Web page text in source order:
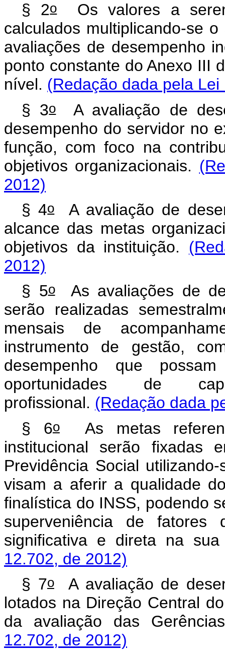
§ 2oOs valores a
calculados multiplicando-se
avaliações de desempenho
ponto constante do Anexo III
nível. (Redação dada pela
§ 3oA avaliação de
desempenho do servidor no
função, com foco na
objetivos organizacionais.
2012)
§ 4oA avaliação de
alcance das metas
objetivos da instituição.
2012)
§ 5oAs avaliações de
serão realizadas
mensais de
instrumento de gestão,
desempenho que
oportunidades de
profissional. (Redação dada
§ 6oAs metas
institucional serão
Previdência Social
visam a aferir a qualidade
finalística do INSS, podendo
superveniência de fatores
significativa e direta na
12.702, de 2012)
§ 7oA avaliação de
lotados na Direção Central
da avaliação das
12.702, de 2012)